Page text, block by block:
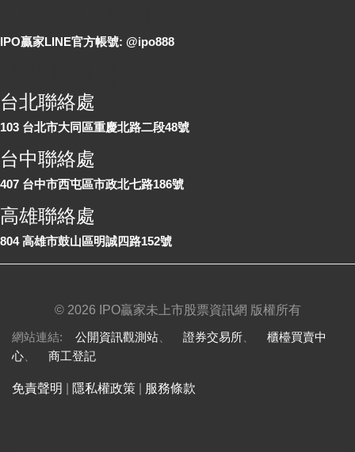
IPO贏家LINE官方帳號: @ipo888
台北聯絡處
103 台北市大同區重慶北路二段48號
台中聯絡處
407 台中市西屯區市政北七路186號
高雄聯絡處
804 高雄市鼓山區明誠四路152號
© 2026 IPO贏家未上市股票資訊網 版權所有
網站連結: 公開資訊觀測站 證券交易所
櫃檯買賣中
心
商工登記
免責聲明 隱私權政策 服務條款